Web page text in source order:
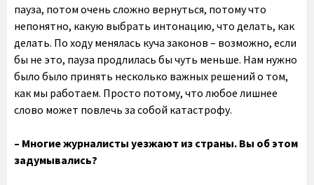
пауза, потом очень сложно вернуться, потому что
непонятно, какую выбрать интонацию, что делать, как
делать. По ходу менялась куча законов – возможно, если
бы не это, пауза продлилась бы чуть меньше. Нам нужно
было было принять несколько важных решений о том,
как мы работаем. Просто потому, что любое лишнее
слово может повлечь за собой катастрофу.
– Многие журналисты уезжают из страны. Вы об этом
задумывались?